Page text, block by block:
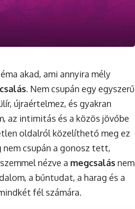
akad, ami annyira mély
. Nem csupán egy egyszerű
újraértelmez, és gyakran
az intimitás és a közös jövőbe
oldalról közelíthető meg ez
nem csupán a gonosz tett,
nézve a megcsalás nem
a bűntudat, a harag és a
fél számára.